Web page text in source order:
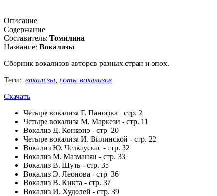
Описание
Содержание
Составитель: Томилина
Название: Вокализы
Сборник вокализов авторов разных стран и эпох.
Теги: вокализы ноты вокализов
Скачать
Четыре вокализа Г. Панофка - стр. 2
Четыре вокализа М. Маркези - стр. 11
Вокализ Д. Конконэ - стр. 20
Четыре вокализа И. Вилинской - стр. 22
Вокализ Ю. Челкаускас - стр. 32
Вокализ М. Мазманян - стр. 33
Вокализ В. Шуть - стр. 35
Вокализ Э. Леонова - стр. 36
Вокализ В. Кикта - стр. 37
Вокализ И. Худолей - стр. 39